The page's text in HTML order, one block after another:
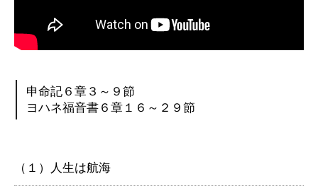
申命記６章３～９節
ヨハネ福音書６章１６～２９節
（１）人生は航海